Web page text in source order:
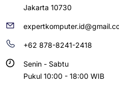
Jakarta 10730
+62 878-8241-2418
Senin - Sabtu
Pukul 10:00 - 18:00 WIB